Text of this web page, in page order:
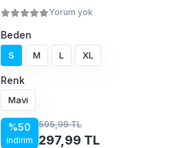
Yorum yok
Beden
S M L XL
Renk
Mavi
%50
indirim
595,99 TL
297,99 TL